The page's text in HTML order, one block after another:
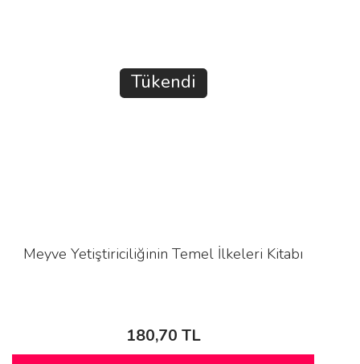
Tükendi
Meyve Yetiştiriciliğinin Temel İlkeleri Kitabı
180,70 TL